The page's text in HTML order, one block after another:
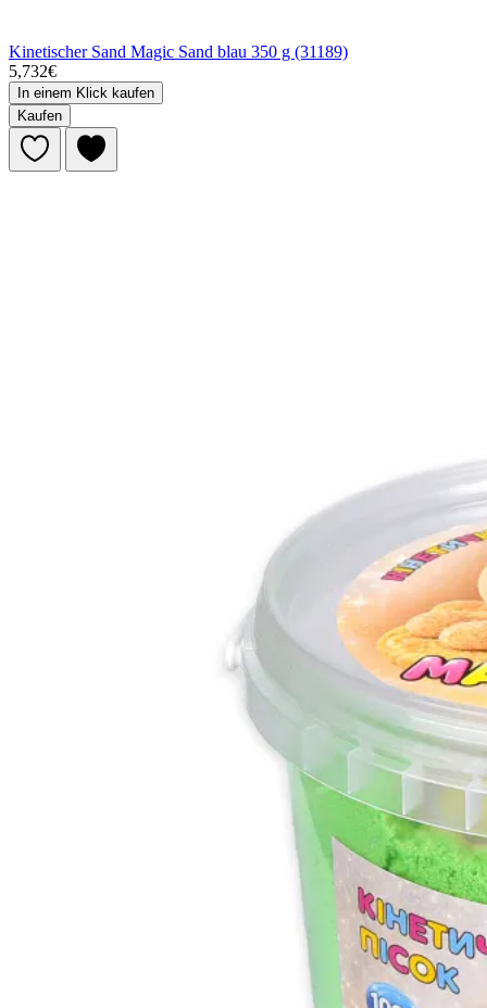
Kinetischer Sand Magic Sand blau 350 g (31189)
5,732€
In einem Klick kaufen
Kaufen